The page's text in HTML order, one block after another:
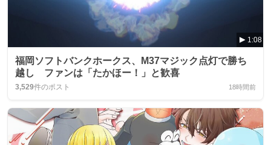
1:08
福岡ソフトバンクホークス、M37マジック点灯で勝ち
越し ファンは「たかほー！」と歓喜
3,529件のポスト 18時間前